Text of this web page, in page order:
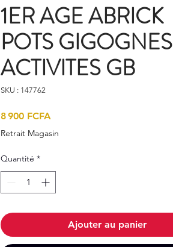
1ER AGE ABRICK
POTS GIGOGNES
ACTIVITES GB
SKU : 147762
8 900 FCFA
Retrait Magasin
Quantité *
Ajouter au panier